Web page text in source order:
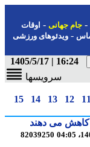
جهانی-اوقات
-ویدئوهای ورزشی
16:24 | 1405/
سرویسها
12
13
14
15
می دهند
82039250